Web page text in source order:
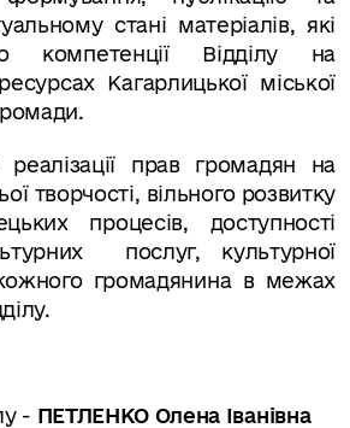
стані матеріалів, які
компетенції Відділу на
Кагарлицької міської
прав громадян на
творчості, вільного розвитку
процесів, доступності
послуг, культурної
громадянина в межах
- ПЕТЛЕНКО Олена Іванівна